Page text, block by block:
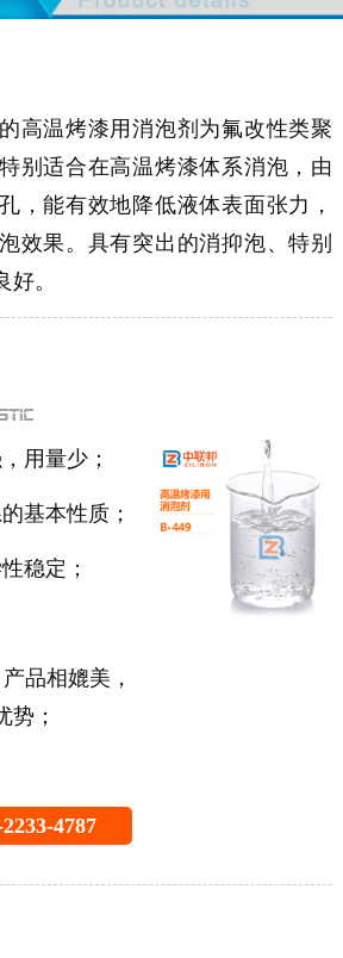
高温烤漆用消泡剂为氟改性类聚
别适合在高温烤漆体系消泡，由
，能有效地降低液体表面张力，
效果。具有突出的消抑泡、特别
。
用量少；
基本性质；
稳定；
品相媲美，
势；
4787